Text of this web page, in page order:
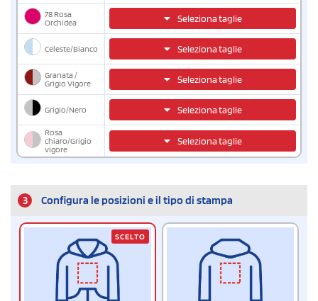
78 Rosa
Orchidea
Seleziona taglie
Celeste/Bianco Seleziona taglie
Granata /
Grigio Vigore
Seleziona taglie
Grigio/Nero Seleziona taglie
Rosa
chiaro/Grigio
vigore
Seleziona taglie
3 Configura le posizioni e il tipo di stampa
SCELTO